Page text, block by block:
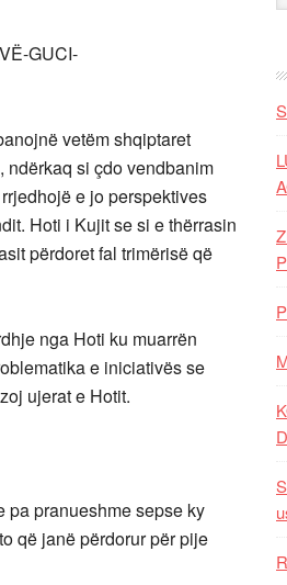
GUCI-
vetëm shqiptaret
ndërkaq si çdo vendbanim
e jo perspektives
Hoti i Kujit se si e thërrasin
përdoret fal trimërisë që
nga Hoti ku muarrën
e iniciativës se
ujerat e Hotit.
pa pranueshme sepse ky
që janë përdorur për pije